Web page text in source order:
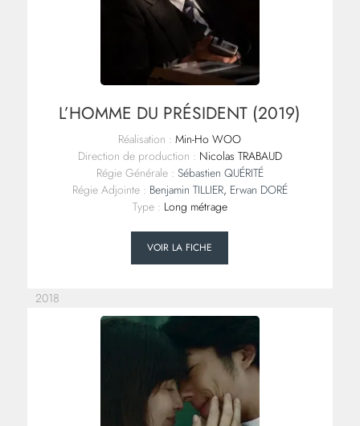
L’HOMME DU PRÉSIDENT (2019)
Réalisation : Min-Ho WOO
Direction de production : Nicolas TRABAUD
Régie Générale : Sébastien QUÉRITÉ
Régie Adjointe : Benjamin TILLIER, Erwan DORÉ
Type : Long métrage
VOIR LA FICHE
2018